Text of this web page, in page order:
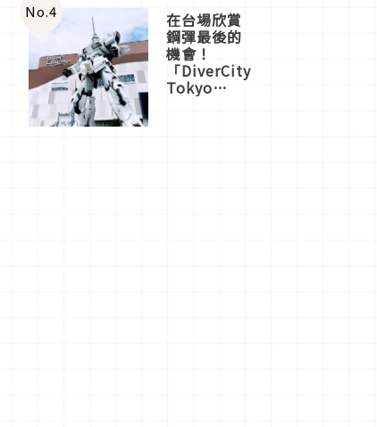
No.4 在台場欣賞
鋼彈最後的
機會！
「DiverCity
Tokyo